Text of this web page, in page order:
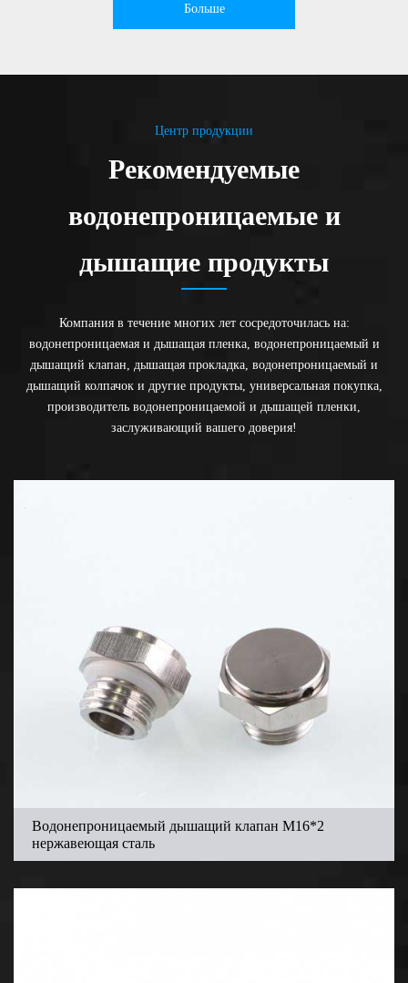
Больше
Центр продукции
Рекомендуемые
водонепроницаемые и
дышащие продукты
Компания в течение многих лет сосредоточилась на:
водонепроницаемая и дышащая пленка, водонепроницаемый и
дышащий клапан, дышащая прокладка, водонепроницаемый и
дышащий колпачок и другие продукты, универсальная покупка,
производитель водонепроницаемой и дышащей пленки,
заслуживающий вашего доверия!
Водонепроницаемый дышащий клапан M16*2
нержавеющая сталь